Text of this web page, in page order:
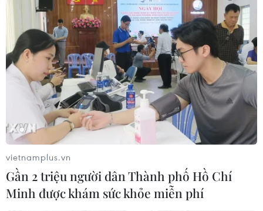
vietnamplus.vn
Gần 2 triệu người dân Thành phố Hồ Chí
Minh được khám sức khỏe miễn phí